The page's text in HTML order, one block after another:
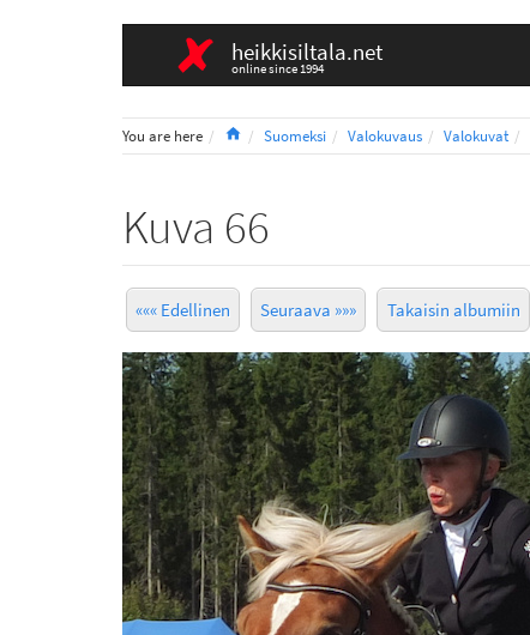
heikkisiltala.net
online since 1994
You are here HomeSuomeksi Valokuvaus Valokuvat
Kuva 66
««« Edellinen Seuraava »»» Takaisin albumiin